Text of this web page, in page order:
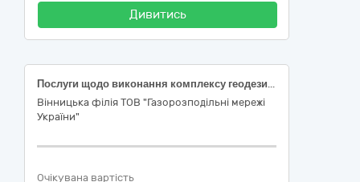
Дивитись
Послуги щодо виконання комплексу геодезичних та землевпорядних робіт з розроблення проектів землеустрою або технічної документації із землеустрою щодо відведення Замовнику в оренду/сервітут земельних ділянок для обслуговування його відповідних об'єктів
Вінницька філія ТОВ "Газорозподільні мережі
України"
Очікувана вартість